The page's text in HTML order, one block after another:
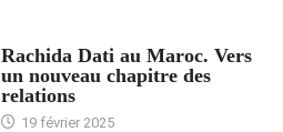
Rachida Dati au Maroc. Vers
un nouveau chapitre des
relations
19 février 2025